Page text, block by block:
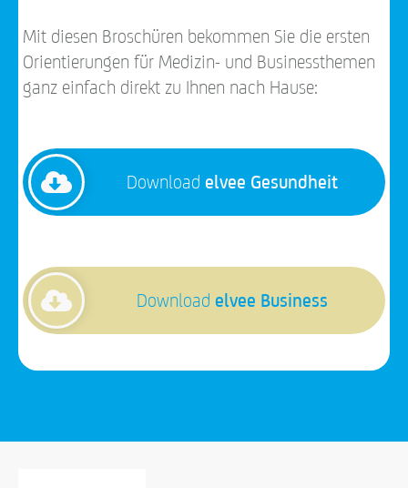
Mit diesen Broschüren bekommen Sie die ersten
Orientierungen für Medizin- und Businessthemen
ganz einfach direkt zu Ihnen nach Hause:
Download elvee Gesundheit
Download elvee Business